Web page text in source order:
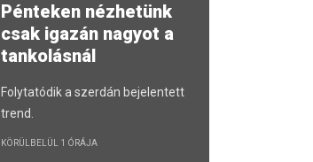
Pénteken nézhetünk
csak igazán nagyot a
tankolásnál
Folytatódik a szerdán bejelentett
trend.
KÖRÜLBELÜL 1 ÓRÁJA